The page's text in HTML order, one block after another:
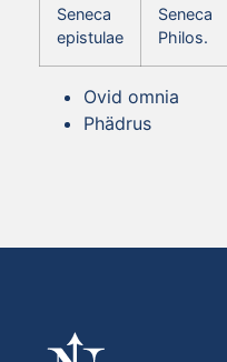
Seneca
epistulae
Seneca
Philos.
Ovid omnia
Phädrus